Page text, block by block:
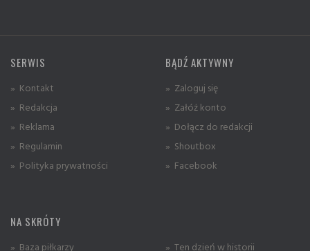
SERWIS
» Kontakt
» Redakcja
» Reklama
» Regulamin
» Polityka prywatności
BĄDŹ AKTYWNY
» Zaloguj się
» Załóż konto
» Dołącz do redakcji
» Shoutbox
» Facebook
NA SKRÓTY
» Baza piłkarzy » Ten dzień w historii